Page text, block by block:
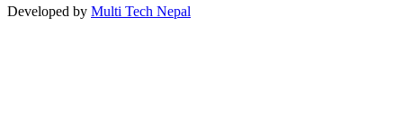
Developed by Multi Tech Nepal